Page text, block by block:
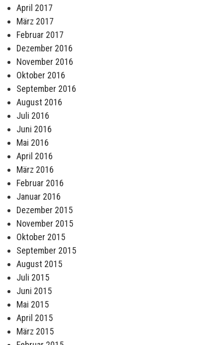
April 2017
März 2017
Februar 2017
Dezember 2016
November 2016
Oktober 2016
September 2016
August 2016
Juli 2016
Juni 2016
Mai 2016
April 2016
März 2016
Februar 2016
Januar 2016
Dezember 2015
November 2015
Oktober 2015
September 2015
August 2015
Juli 2015
Juni 2015
Mai 2015
April 2015
März 2015